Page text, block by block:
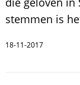
stemmen is
18-11-2017